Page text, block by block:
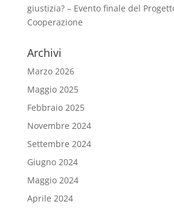
giustizia? – Evento finale del
Cooperazione
Archivi
Marzo 2026
Maggio 2025
Febbraio 2025
Novembre 2024
Settembre 2024
Giugno 2024
Maggio 2024
Aprile 2024